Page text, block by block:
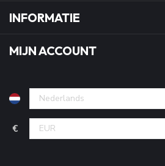
INFORMATIE
MIJN ACCOUNT
€